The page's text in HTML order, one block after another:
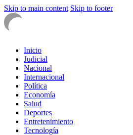
Skip to main content Skip to footer
Inicio
Judicial
Nacional
Internacional
Política
Economía
Salud
Deportes
Entretenimiento
Tecnología